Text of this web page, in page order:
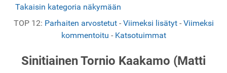
Takaisin kategoria näkymään
TOP 12: Parhaiten arvostetut- Viimeksi lisätyt- Viimeksi
kommentoitu - Katsotuimmat
Sinitiainen Tornio Kaakamo (Matti